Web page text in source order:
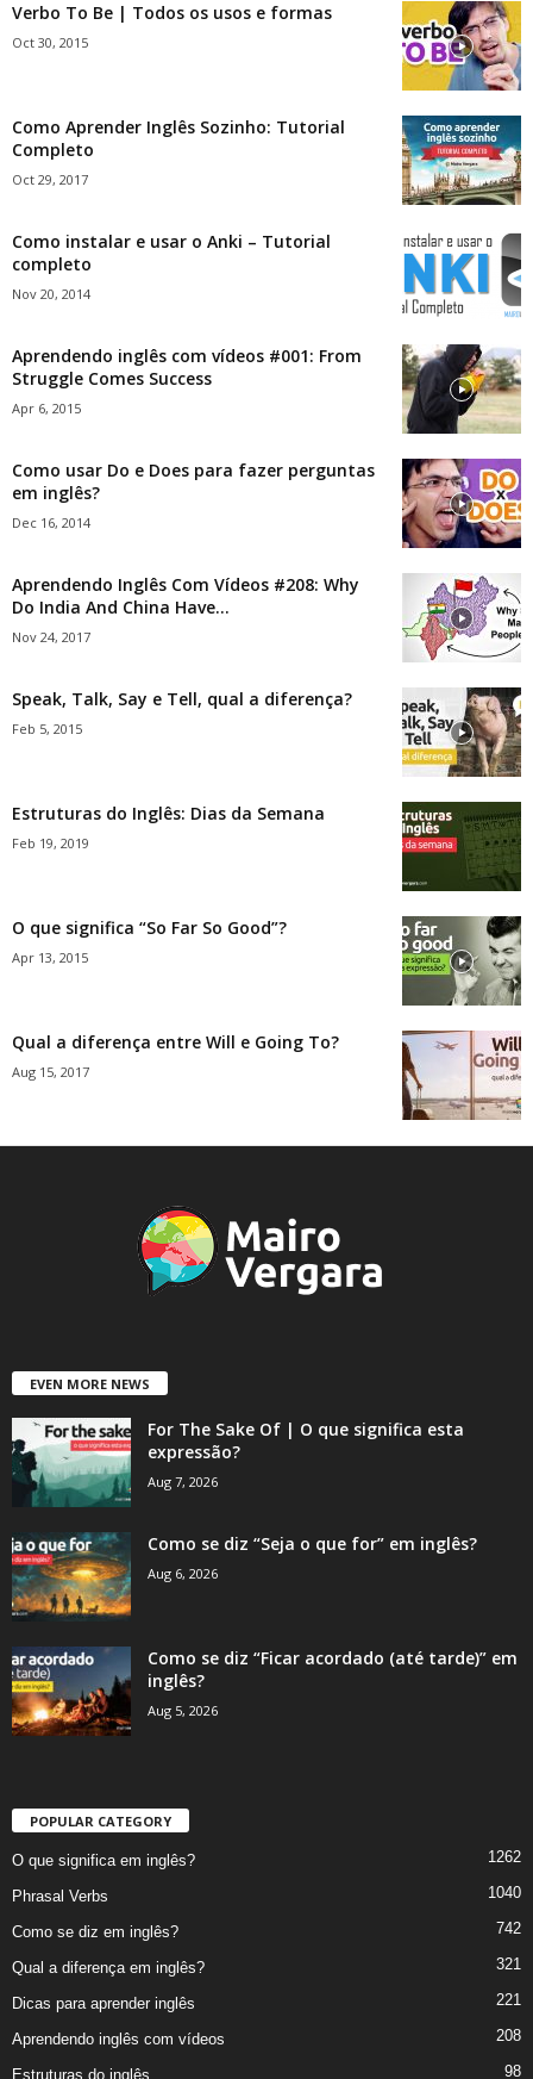
Verbo To Be | Todos os usos e formas
Oct 30, 2015
Como Aprender Inglês Sozinho: Tutorial
Completo
Oct 29, 2017
Como instalar e usar o Anki – Tutorial
completo
Nov 20, 2014
Aprendendo inglês com vídeos #001: From
Struggle Comes Success
Apr 6, 2015
Como usar Do e Does para fazer perguntas
em inglês?
Dec 16, 2014
Aprendendo Inglês Com Vídeos #208: Why
Do India And China Have...
Nov 24, 2017
Speak, Talk, Say e Tell, qual a diferença?
Feb 5, 2015
Estruturas do Inglês: Dias da Semana
Feb 19, 2019
O que significa “So Far So Good”?
Apr 13, 2015
Qual a diferença entre Will e Going To?
Aug 15, 2017
EVEN MORE NEWS
For The Sake Of | O que significa esta
expressão?
Aug 7, 2026
Como se diz “Seja o que for” em inglês?
Aug 6, 2026
Como se diz “Ficar acordado (até tarde)” em
inglês?
Aug 5, 2026
POPULAR CATEGORY
O que significa em inglês? 1262
Phrasal Verbs 1040
Como se diz em inglês? 742
Qual a diferença em inglês? 321
Dicas para aprender inglês 221
Aprendendo inglês com vídeos 208
Estruturas do inglês 98